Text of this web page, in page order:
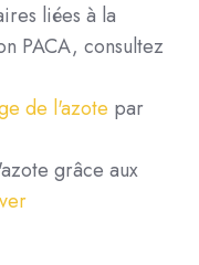
liées à la
PACA, consultez
de l'azote par
grâce aux